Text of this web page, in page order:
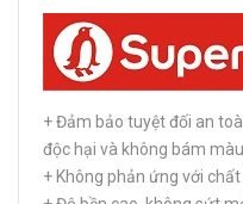
+ Đảm bảo tuyệt đối an
độc hại và không bám
+ Không phản ứng với